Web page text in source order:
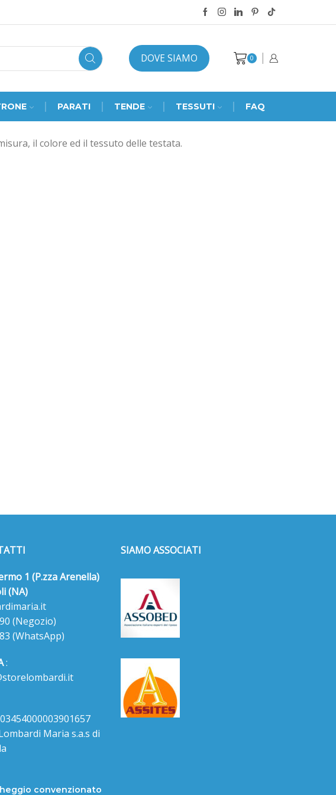
DOVE SIAMO 0
PARATI TENDE TESSUTI FAQ
il colore ed il tessuto delle testata.
1 (P.zza Arenella)
(NA)
(Negozio)
(WhatsApp)
:
Maria s.a.s di
convenzionato
SIAMO ASSOCIATI